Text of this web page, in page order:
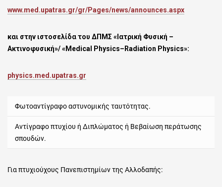
www.med.upatras.gr/gr/Pages/news/announces.aspx
και στην ιστοσελίδα του ΔΠΜΣ «Ιατρική Φυσική –
Ακτινοφυσική»/ «Medical Physics– Radiation Physics»:
physics.med.upatras.gr
Φωτοαντίγραφο αστυνομικής ταυτότητας.
Αντίγραφο πτυχίου ή Διπλώματος ή Βεβαίωση περάτωσης
σπουδών.
Για πτυχιούχους Πανεπιστημίων της Αλλοδαπής: